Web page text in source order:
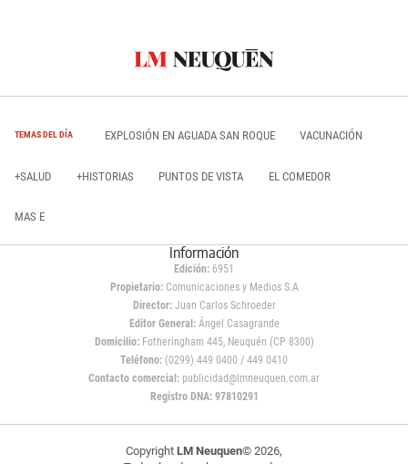
TEMAS DEL DÍA EXPLOSIÓN EN AGUADA SAN ROQUE VACUNACIÓN
+SALUD +HISTORIAS PUNTOS DE VISTA EL COMEDOR
MAS E
Información
Edición: 6951
Propietario:Comunicaciones y Medios S.A
Director: Juan Carlos Schroeder
Editor General:Ángel Casagrande
Domicilio:Fotheringham 445, Neuquén (CP 8300)
Teléfono: (0299) 449 0400 / 449 0410
Contacto comercial: publicidad@lmneuquen.com.ar
Registro DNA: 97810291
Copyright LM Neuquen© 2026,